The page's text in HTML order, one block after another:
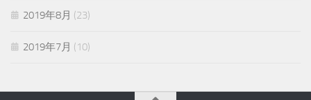
2019年8月 (23)
2019年7月 (10)